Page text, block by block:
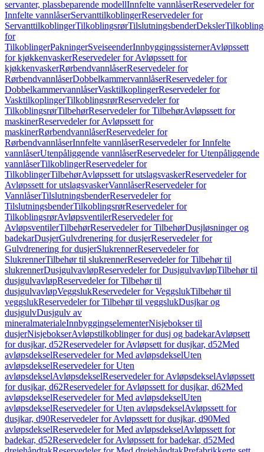
servanter, plassbeparende modellInnfelte vannlåserReservedeler for
Innfelte vannlåserServanttilkoblingerReservedeler for
ServanttilkoblingerTilkoblingsrørTilslutningsbenderDeksler
for
TilkoblingerPakningerSveiseenderInnbyggingssisternerAvløpssett
for kjøkkenvaskerReservedeler for Avløpssett for
kjøkkenvaskerRørbendvannlåserReservedeler for
RørbendvannlåserDobbelkammervannlåserReservedeler for
DobbelkammervannlåserVasktilkoplingerReservedeler for
VasktilkoplingerTilkoblingsrørReservedeler for
TilkoblingsrørTilbehørReservedeler for TilbehørAvløpssett for
maskinerReservedeler for Avløpssett for
maskinerRørbendvannlåserReservedeler for
RørbendvannlåserInnfelte vannlåserReservedeler for Innfelte
vannlåserUtenpåliggende vannlåserReservedeler for Utenpåliggende
vannlåserTilkoblingerReservedeler for
TilkoblingerTilbehørAvløpssett for utslagsvaskerReservedeler for
Avløpssett for utslagsvaskerVannlåserReservedeler for
VannlåserTilslutningsbenderReservedeler for
TilslutningsbenderTilkoblingsrørReservedeler for
TilkoblingsrørAvløpsventilerReservedeler for
AvløpsventilerTilbehørReservedeler for TilbehørDusjløsninger og
badekarDusjerGulvdrenering for dusjerReservedeler for
Gulvdrenering for dusjerSlukrennerReservedeler for
SlukrennerTilbehør til slukrennerReservedeler for Tilbehør til
slukrennerDusjgulvavløpReservedeler for DusjgulvavløpTilbehør til
dusjgulvavløpReservedeler for Tilbehør til
dusjgulvavløpVeggslukReservedeler for VeggslukTilbehør til
veggslukReservedeler for Tilbehør til veggslukDusjkar og
dusjgulvDusjgulv av
mineralmaterialeInnbyggingselementerNisjebokser til
dusjerNisjebokserAvløpstilkoblinger for dusj og badekarAvløpsett
for dusjkar, d52Reservedeler for Avløpsett for dusjkar, d52Med
avløpsdekselReservedeler for Med avløpsdekselUten
avløpsdekselReservedeler for Uten
avløpsdekselAvløpsdekselReservedeler for AvløpsdekselAvløpssett
for dusjkar, d62Reservedeler for Avløpssett for dusjkar, d62Med
avløpsdekselReservedeler for Med avløpsdekselUten
avløpsdekselReservedeler for Uten avløpsdekselAvløpssett for
dusjkar, d90Reservedeler for Avløpssett for dusjkar, d90Med
avløpsdekselReservedeler for Med avløpsdekselAvløpssett for
badekar, d52Reservedeler for Avløpssett for badekar, d52Med